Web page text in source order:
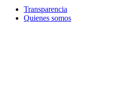
Transparencia
Quienes somos